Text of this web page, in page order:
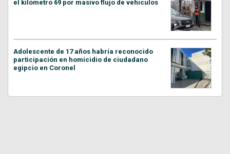
el kilómetro 69 por masivo flujo de vehículos
Adolescente de 17 años habría reconocido
participación en homicidio de ciudadano
egipcio en Coronel